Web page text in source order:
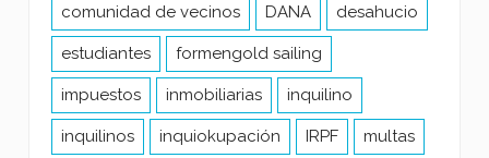
comunidad de vecinos DANA desahucio
estudiantes formengold sailing
impuestos inmobiliarias inquilino
inquilinos inquiokupación IRPF multas